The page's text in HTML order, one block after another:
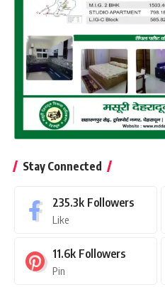
Stay Connected
235.3k Followers
Like
11.6k Followers
Pin